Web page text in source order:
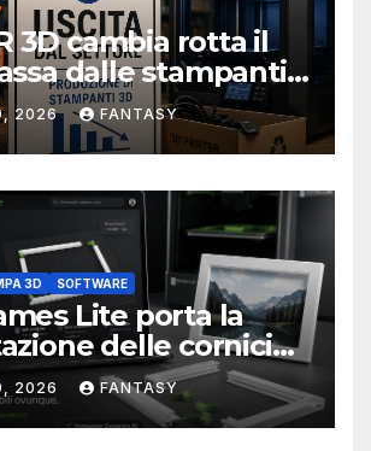
3D cambia rotta il
dalle stampanti
UV?
2026 FANTASY
3D SOFTWARE
Lite porta la
delle cornici
direttamente
2026 FANTASY